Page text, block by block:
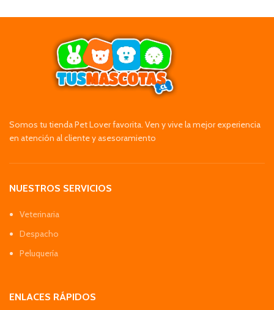
Somos tu tienda Pet Lover favorita. Ven y vive la mejor experiencia
en atención al cliente y asesoramiento
NUESTROS SERVICIOS
Veterinaria
Despacho
Peluquería
ENLACES RÁPIDOS